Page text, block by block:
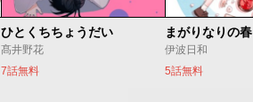
ひとくちちょうだい
髙井野花
7話無料
まがりなりの春
伊波日和
5話無料